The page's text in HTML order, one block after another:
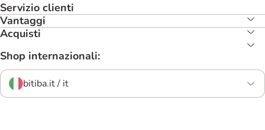
Servizio clienti
Vantaggi
Acquisti
Shop internazionali:
bitiba.it / it